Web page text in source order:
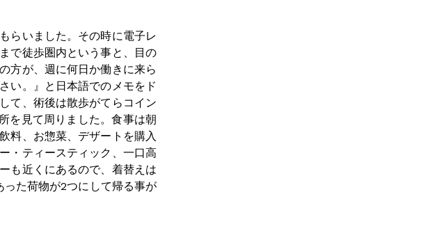
らいました。その時に電子レ
で徒歩圏内という事と、目の
方が、週に何日か働きに来ら
い。』と日本語でのメモをド
て、術後は散歩がてらコイン
を見て周りました。食事は朝
料、お惣菜、デザートを購入
・ティースティック、一口高
も近くにあるので、着替えは
た荷物が2つにして帰る事が